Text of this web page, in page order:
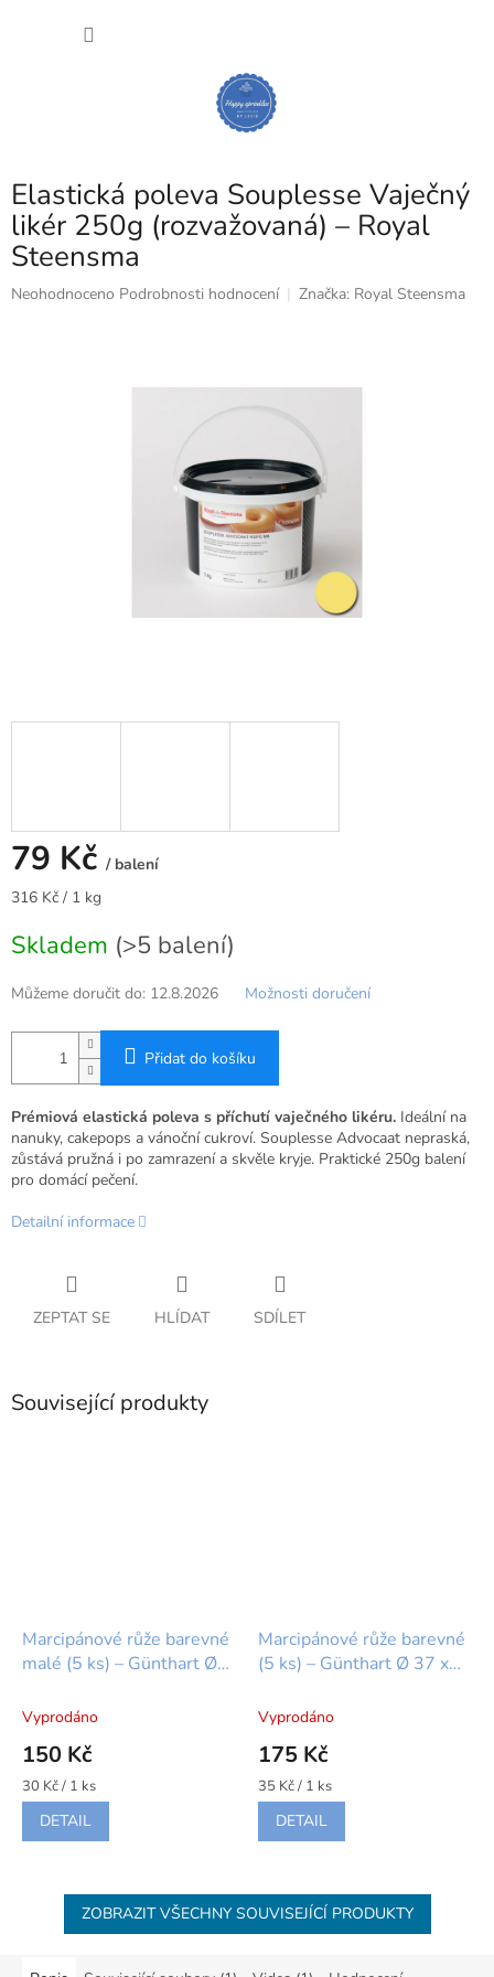
Elastická poleva Souplesse Vaječný
likér 250g (rozvažovaná) – Royal
Steensma
Průměrné
Neohodnoceno Podrobnosti hodnocení Značka: Royal Steensma
79 Kč / balení
Měrná
316 Kč / 1 kg
Skladem (>5 balení)
Můžeme doručit do: 12.8.2026 Možnosti doručení
Přidat do košíku
Prémiová elastická poleva s příchutí vaječného likéru. Ideální na
nanuky, cakepops a vánoční cukroví. Souplesse Advocaat nepraská,
zůstává pružná i po zamrazení a skvěle kryje. Praktické 250g balení
pro domácí pečení.
Detailní informace
ZEPTAT SE HLÍDAT SDÍLET
Související produkty
Marcipánové růže barevné
malé (5 ks) – Günthart Ø
Vyprodáno
150 Kč
Měrná
cena:
30 Kč / 1 ks
DETAIL
Marcipánové růže barevné
(5 ks) – Günthart Ø 37 x
Vyprodáno
175 Kč
Měrná
cena:
35 Kč / 1 ks
DETAIL
ZOBRAZIT VŠECHNY SOUVISEJÍCÍ PRODUKTY